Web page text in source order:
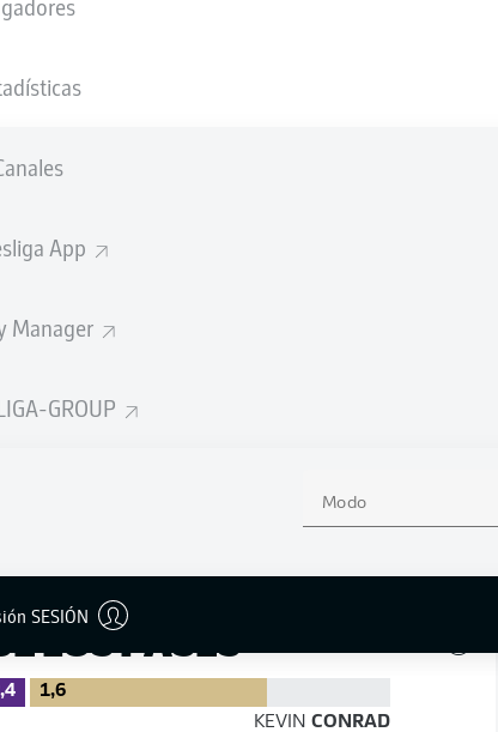
App
Manager
GROUP
Modo
SESIÓN
LOS PASES
1,6
KEVIN CONRAD